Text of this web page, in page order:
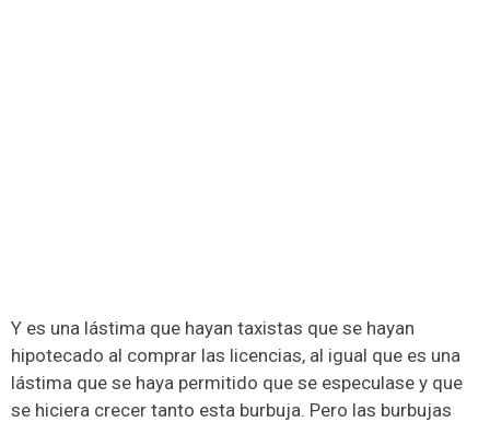
Y es una lástima que hayan taxistas que se hayan
hipotecado al comprar las licencias, al igual que es una
lástima que se haya permitido que se especulase y que
se hiciera crecer tanto esta burbuja. Pero las burbujas